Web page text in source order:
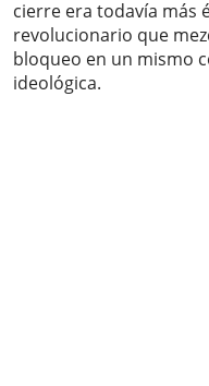
cierre era todavía más
revolucionario que
bloqueo en un mismo
ideológica.